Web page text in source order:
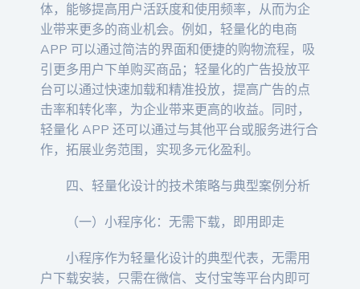
体，能够提高用户活跃度和使用频率，从而为企
业带来更多的商业机会。例如，轻量化的电商
APP 可以通过简洁的界面和便捷的购物流程，吸
引更多用户下单购买商品；轻量化的广告投放平
台可以通过快速加载和精准投放，提高广告的点
击率和转化率，为企业带来更高的收益。同时，
轻量化 APP 还可以通过与其他平台或服务进行合
作，拓展业务范围，实现多元化盈利。
四、轻量化设计的技术策略与典型案例分析
（一）小程序化：无需下载，即用即走
小程序作为轻量化设计的典型代表，无需用
户下载安装，只需在微信、支付宝等平台内即可